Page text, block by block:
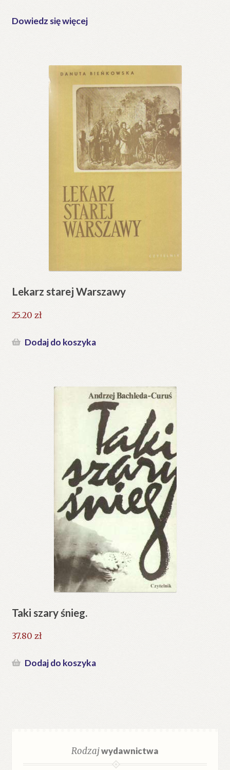
Dowiedz się więcej
Lekarz starej Warszawy
25.20 zł
Dodaj do koszyka
Taki szary śnieg.
37.80 zł
Dodaj do koszyka
Rodzajwydawnictwa